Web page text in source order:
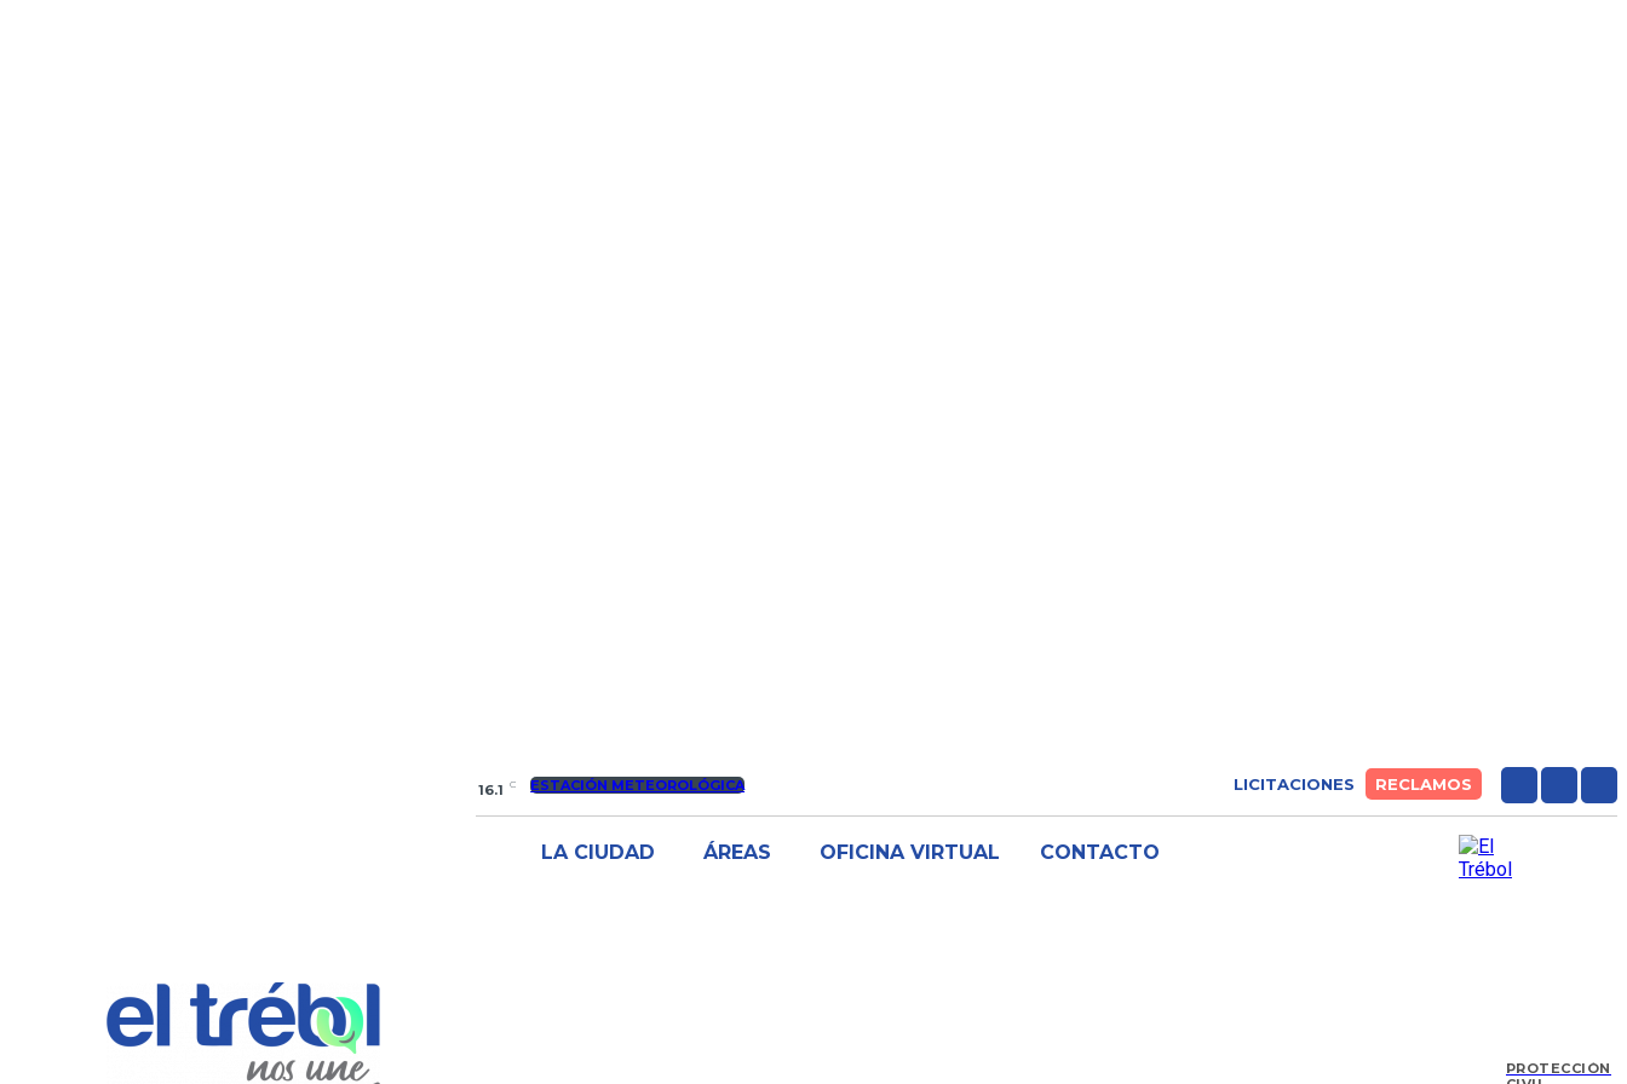
16.1 C ESTACIÓN METEOROLÓGICA LICITACIONES RECLAMOS
LA CIUDAD ÁREAS OFICINA VIRTUAL CONTACTO
PROTECCIÓN